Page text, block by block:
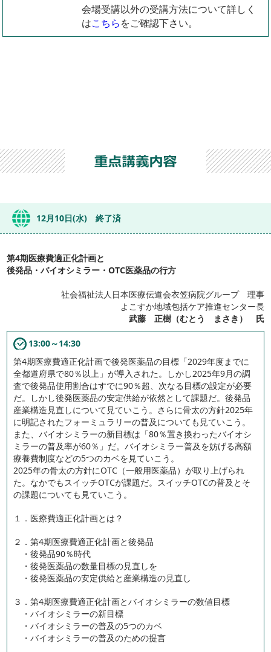
会場受講以外の受講方法について詳しく
はこちらをご確認下さい。
12月10日(水) 終了済
第4期医療費適正化計画と
後発品・バイオシミラー・OTC医薬品の行方
社会福祉法人日本医療伝道会衣笠病院グループ 理事
よこすか地域包括ケア推進センター長
武藤 正樹（むとう まさき） 氏
13:00～14:30
第4期医療費適正化計画で後発医薬品の目標「2029年度までに
全都道府県で80％以上」が導入された。しかし2025年9月の調
査で後発品使用割合はすでに90％超、次なる目標の設定が必要
だ。しかし後発医薬品の安定供給が依然として課題だ。後発品
産業構造見直しについて見ていこう。さらに骨太の方針2025年
に明記されたフォーミュラリーの普及についても見ていこう。
また、バイオシミラーの新目標は「80％置き換わったバイオシ
ミラーの普及率が60％」だ。バイオシミラー普及を妨げる高額
療養費制度などの5つのカベを見ていこう。
2025年の骨太の方針にOTC（一般用医薬品）が取り上げられ
た。なかでもスイッチOTCが課題だ。スイッチOTCの普及とそ
の課題についても見ていこう。
１．医療費適正化計画とは？
２．第4期医療費適正化計画と後発品
・後発品90％時代
・後発医薬品の数量目標の見直しを
・後発医薬品の安定供給と産業構造の見直し
３．第4期医療費適正化計画とバイオシミラーの数値目標
・バイオシミラーの新目標
・バイオシミラーの普及の5つのカベ
・バイオシミラーの普及のための提言